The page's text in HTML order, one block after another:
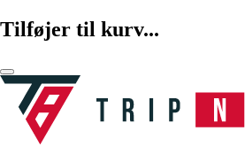
Tilføjer til kurv...